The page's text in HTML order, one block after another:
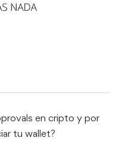
en cripto y por
tu wallet?